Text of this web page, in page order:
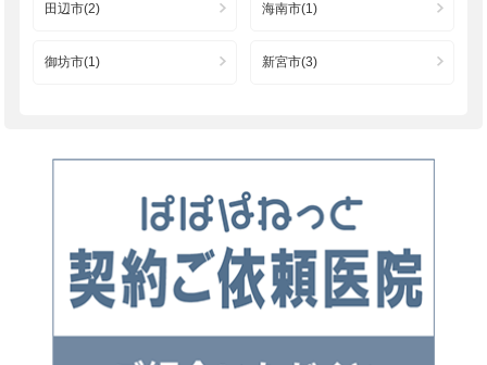
田辺市(2) 海南市(1)
御坊市(1) 新宮市(3)